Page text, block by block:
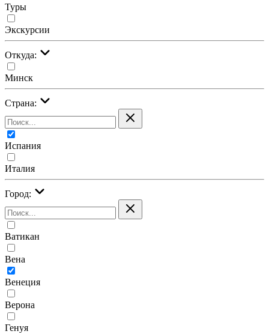
Туры
Экскурсии
Откуда:
Минск
Страна:
Испания
Италия
Город:
Ватикан
Вена
Венеция
Верона
Генуя